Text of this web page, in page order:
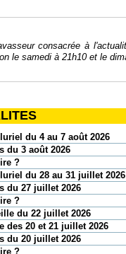
consacrée à
le samedi à 21h10 et le
du 4 au 7 août 2026
du 3 août 2026
?
du 28 au 31 juillet 2026
du 27 juillet 2026
?
du 22 juillet 2026
des 20 et 21 juillet 2026
du 20 juillet 2026
?